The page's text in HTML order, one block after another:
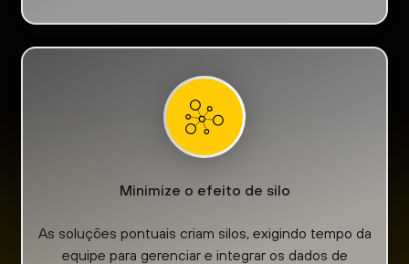
Minimize o efeito de silo
As soluções pontuais criam silos, exigindo tempo da
equipe para gerenciar e integrar os dados de